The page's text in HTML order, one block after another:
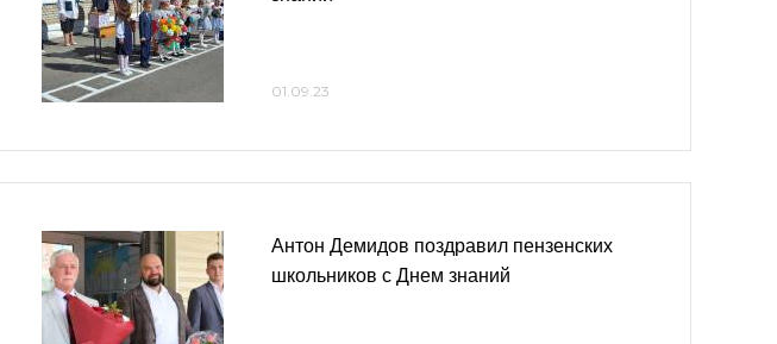
01.09.23
Антон Демидов поздравил пензенских
школьников с Днем знаний